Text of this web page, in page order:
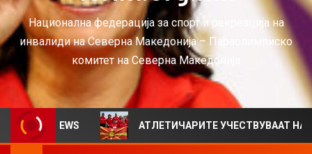
Национална федерација за спорт и рекреација на
инвалиди на Северна Македонија – Параолимписко
комитет на Северна Македонија
VIEWS АТЛЕТИЧАРИТЕ УЧЕСТВУВААТ НА